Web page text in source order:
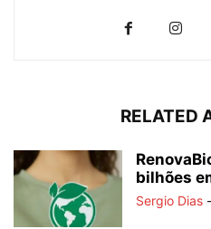
RELATED
bilhões
Sergio Dias -